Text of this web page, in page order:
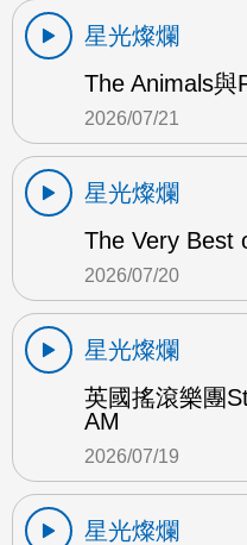
星光燦爛
The Animals與
2026/07/21
星光燦爛
The Very Best
2026/07/20
星光燦爛
英國搖滾樂團
AM
2026/07/19
星光燦爛